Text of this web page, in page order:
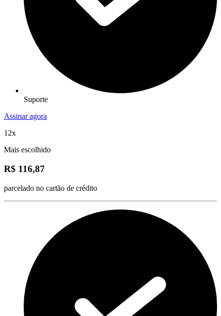
Suporte
Assinar agora
12x
Mais escolhido
R$ 116,87
parcelado no cartão de crédito